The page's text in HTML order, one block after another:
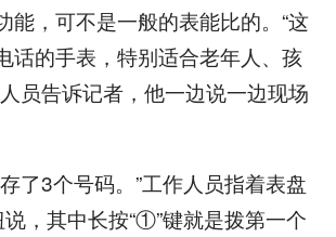
能，可不是一般的表能比的。“这
话的手表，特别适合老年人、孩
员告诉记者，他一边说一边现场
3个号码。”工作人员指着表盘
，其中长按“①”键就是拨第一个